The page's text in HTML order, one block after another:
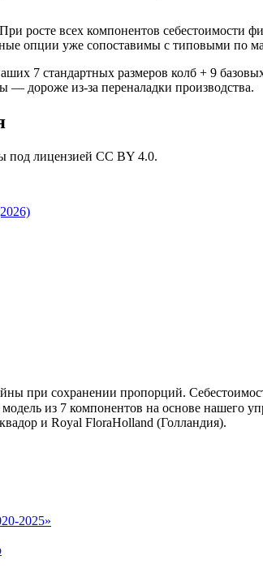
При росте всех компонентов себестоимости
опции уже сопоставимы с типовыми по
7 стандартных размеров колб + 9
дороже из-за переналадки производства.
под лицензией CC BY 4.0.
при сохранении пропорций.
из 7 компонентов на основе нашего
и Royal FloraHolland (Голландия).
2025»